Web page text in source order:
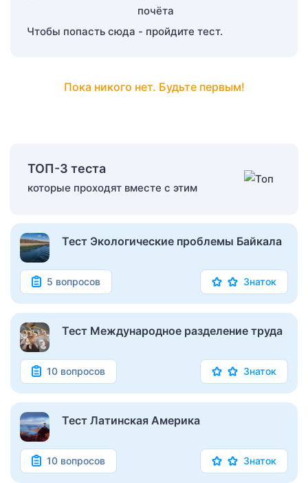
Чтобы попасть сюда - пройдите тест.
Пока никого нет. Будьте первым!
ТОП-3 теста
которые проходят вместе с этим
Тест Экологические проблемы Байкала
5 вопросов Знаток
Тест Международное разделение труда
10 вопросов Знаток
Тест Латинская Америка
10 вопросов Знаток